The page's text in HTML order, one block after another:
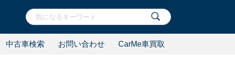
中古車検索 お問い合わせ CarMe車買取